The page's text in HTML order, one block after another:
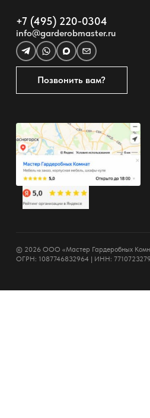
+7 (495) 220-0304
info@garderobmaster.ru
Позвонить вам?
© 2026 ООО «Мастер Гардеробных
ОГРН: 1087746832964 | ИНН: 7710723279